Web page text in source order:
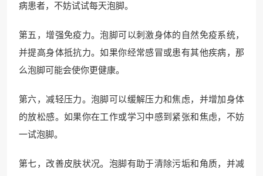
病患者，不妨试试每天泡脚。
第五，增强免疫力。泡脚可以刺激身体的自然免疫系统，
并提高身体抵抗力。如果你经常感冒或患有其他疾病，那
么泡脚可能会使你更健康。
第六，减轻压力。泡脚可以缓解压力和焦虑，并增加身体
的放松感。如果你在工作或学习中感到紧张和焦虑，不妨
一试泡脚。
第七，改善皮肤状况。泡脚有助于清除污垢和角质，并减